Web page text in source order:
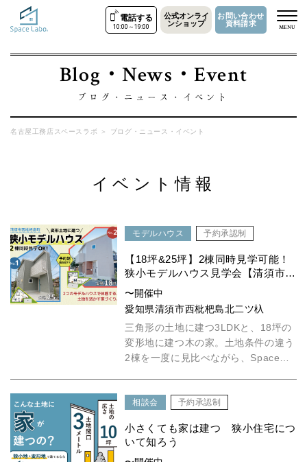
電話する
10:00～19:00
公式オンライ
ンショップ
お問い合わせ
資料請求
MENU
Blog・News・Event
ブログ・ニュース・イベント
名古屋工務店スペースラボ ＞ ブログ・ニュース・イベント
イベント情報
モデルハウス 予約承認制
【18坪&25坪】2棟同時見学可能！
狭小モデルハウス見学会【清須市西
枇杷島町】
〜開催中
愛知県清須市西枇杷島北二ツ杁
三角形の土地に建つ3LDKと、18坪の
変形地に建つ木の家。土地条件の違う
2棟を一度に見比べながら、Space
相談会 予約承認制
小さくても家は建つ 狭小住宅につ
いて知ろう